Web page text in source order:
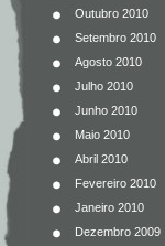
Outubro 2010
Setembro 2010
Agosto 2010
Julho 2010
Junho 2010
Maio 2010
Abril 2010
Fevereiro 2010
Janeiro 2010
Dezembro 2009